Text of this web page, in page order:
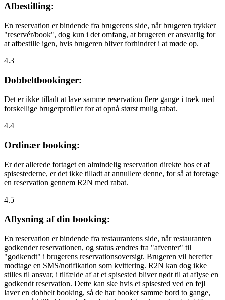
Afbestilling:
En reservation er bindende fra brugerens side, når brugeren trykker
"reservér/book", dog kun i det omfang, at brugeren er ansvarlig for
at afbestille igen, hvis brugeren bliver forhindret i at møde op.
4.3
Dobbeltbookinger:
Det erikke tilladt at lave samme reservation flere gange i træk med
forskellige brugerprofiler for at opnå størst mulig rabat.
4.4
Ordinær booking:
Er der allerede fortaget en almindelig reservation direkte hos et af
spisestederne, er det ikke tilladt at annullere denne, for så at foretage
en reservation gennem R2N med rabat.
4.5
Aflysning af din booking:
En reservation er bindende fra restaurantens side, når restauranten
godkender reservationen, og status ændres fra "afventer" til
"godkendt" i brugerens reservationsoversigt. Brugeren vil herefter
modtage en SMS/notifikation som kvittering. R2N kan dog ikke
stilles til ansvar, i tilfælde af at et spisested bliver nødt til at aflyse en
godkendt reservation. Dette kan ske hvis et spisested ved en fejl
laver en dobbelt booking, så de har booket samme bord to gange,